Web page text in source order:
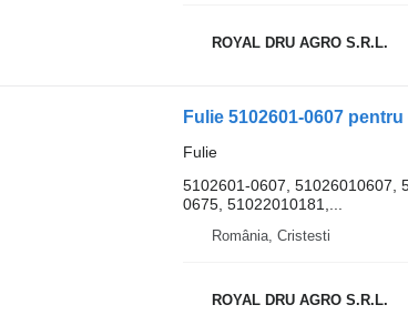
ROYAL DRU AGRO S.R.L.
Fulie 5102601-0607
Fulie
5102601-0607, 51026010607,
0675, 51022010181,...
România, Cristesti
ROYAL DRU AGRO S.R.L.